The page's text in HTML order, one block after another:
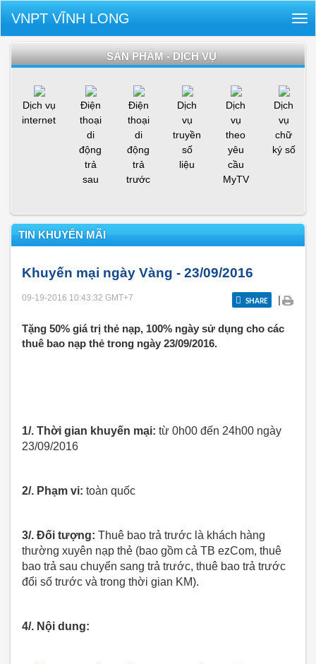
VNPT VĨNH LONG
SẢN PHẨM - DỊCH VỤ
Dịch vụ
internet
Điện
thoại
di
động
trả
sau
Điện
thoại
di
động
trả
trước
Dịch
vụ
truyền
số
liệu
Dịch
vụ
theo
yêu
cầu
MyTV
Dịch
vụ
chữ
ký số
TIN KHUYẾN MÃI
Khuyến mại ngày Vàng - 23/09/2016
09-19-2016 10:43:32 GMT+7 SHARE |
Tặng 50% giá trị thẻ nạp, 100% ngày sử dụng cho các
thuê bao nạp thẻ trong ngày 23/09/2016.
1/. Thời gian khuyến mại: từ 0h00 đến 24h00 ngày
23/09/2016
2/. Phạm vi: toàn quốc
3/. Đối tượng: Thuê bao trả trước là khách hàng
thường xuyên nạp thẻ (bao gồm cả TB ezCom, thuê
bao trả sau chuyển sang trả trước, thuê bao trả trước
đổi số trước và trong thời gian KM).
4/. Nội dung: